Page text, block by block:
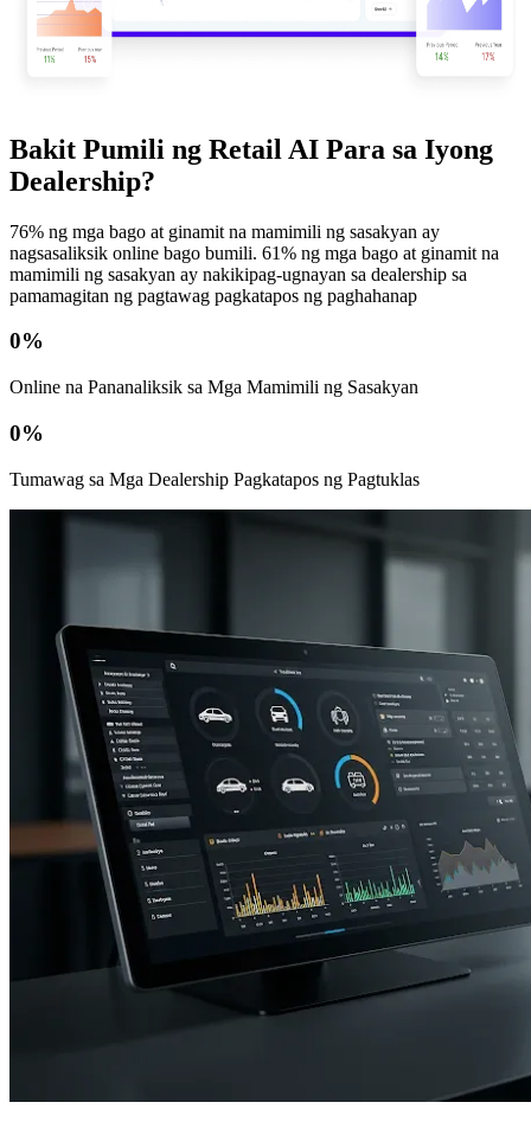
Bakit Pumili ng Retail AI Para sa Iyong
Dealership?
76% ng mga bago at ginamit na mamimili ng sasakyan ay
nagsasaliksik online bago bumili. 61% ng mga bago at ginamit na
mamimili ng sasakyan ay nakikipag-ugnayan sa dealership sa
pamamagitan ng pagtawag pagkatapos ng paghahanap
0%
Online na Pananaliksik sa Mga Mamimili ng Sasakyan
0%
Tumawag sa Mga Dealership Pagkatapos ng Pagtuklas